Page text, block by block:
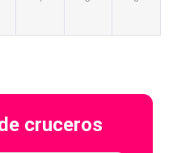
cruceros